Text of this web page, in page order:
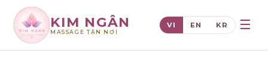
KIM NGÂN
MASSAGE TẬN NƠI
VI EN KR ☰